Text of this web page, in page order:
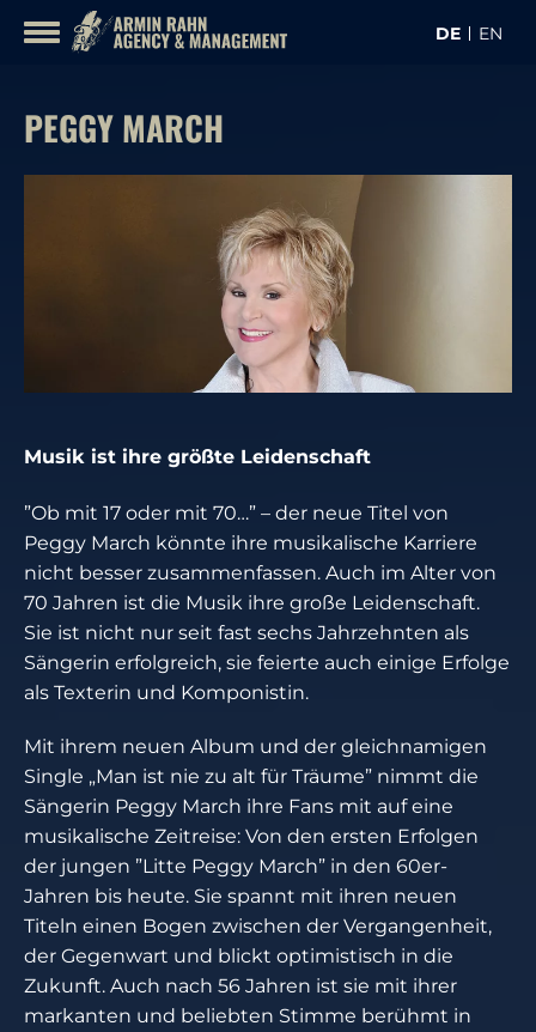
überspringen
DE EN
PEGGY MARCH
Musik ist ihre größte Leidenschaft
”Ob mit 17 oder mit 70…” – der neue Titel von
Peggy March könnte ihre musikalische Karriere
nicht besser zusammenfassen. Auch im Alter von
70 Jahren ist die Musik ihre große Leidenschaft.
Sie ist nicht nur seit fast sechs Jahrzehnten als
Sängerin erfolgreich, sie feierte auch einige Erfolge
als Texterin und Komponistin.
Mit ihrem neuen Album und der gleichnamigen
Single „Man ist nie zu alt für Träume” nimmt die
Sängerin Peggy March ihre Fans mit auf eine
musikalische Zeitreise: Von den ersten Erfolgen
der jungen ”Litte Peggy March” in den 60er-
Jahren bis heute. Sie spannt mit ihren neuen
Titeln einen Bogen zwischen der Vergangenheit,
der Gegenwart und blickt optimistisch in die
Zukunft. Auch nach 56 Jahren ist sie mit ihrer
markanten und beliebten Stimme berühmt in